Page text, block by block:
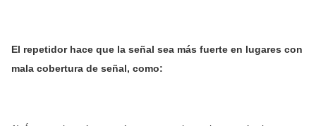
El repetidor hace que la señal sea más fuerte en lugares con
mala cobertura de señal, como: